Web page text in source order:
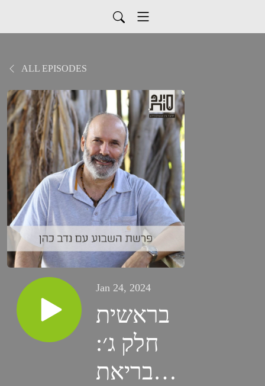
ALL EPISODES
Jan 24, 2024
בראשית
חלק ג׳:
בריאת